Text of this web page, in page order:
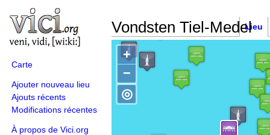
Carte
Ajouter nouveau lieu
Ajouts récents
Modifications récentes
À propos de Vici.org
Vondsten Tiel-MedelLieu
+
−
◎